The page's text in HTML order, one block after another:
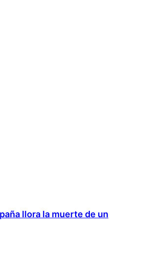
llora la muerte de un